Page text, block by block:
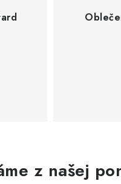
z našej